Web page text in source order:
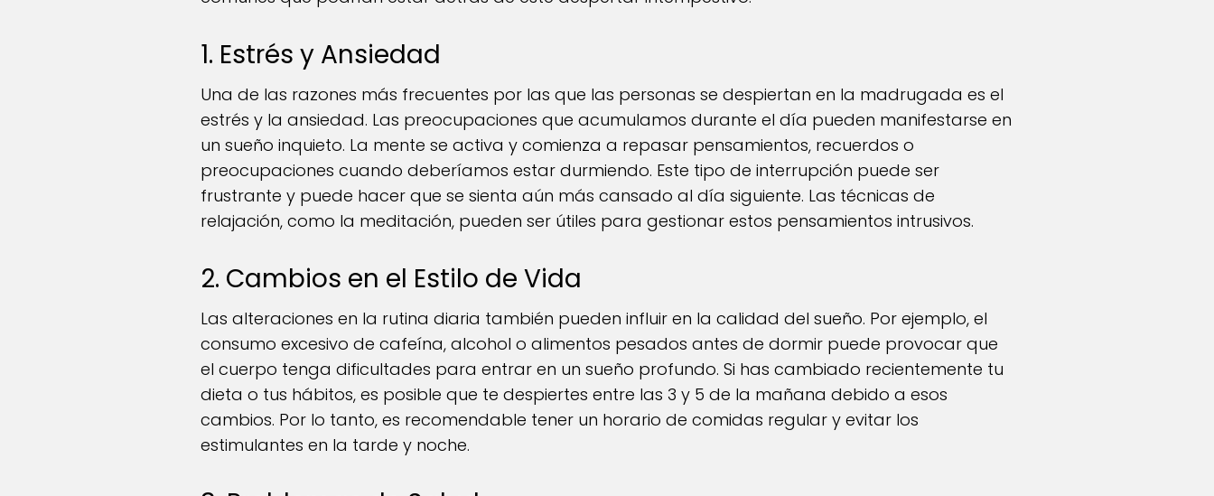
1. Estrés y Ansiedad
Una de las razones más frecuentes por las que las personas se despiertan en la madrugada es el
estrés y la ansiedad. Las preocupaciones que acumulamos durante el día pueden manifestarse en
un sueño inquieto. La mente se activa y comienza a repasar pensamientos, recuerdos o
preocupaciones cuando deberíamos estar durmiendo. Este tipo de interrupción puede ser
frustrante y puede hacer que se sienta aún más cansado al día siguiente. Las técnicas de
relajación, como la meditación, pueden ser útiles para gestionar estos pensamientos intrusivos.
2. Cambios en el Estilo de Vida
Las alteraciones en la rutina diaria también pueden influir en la calidad del sueño. Por ejemplo, el
consumo excesivo de cafeína, alcohol o alimentos pesados antes de dormir puede provocar que
el cuerpo tenga dificultades para entrar en un sueño profundo. Si has cambiado recientemente tu
dieta o tus hábitos, es posible que te despiertes entre las 3 y 5 de la mañana debido a esos
cambios. Por lo tanto, es recomendable tener un horario de comidas regular y evitar los
estimulantes en la tarde y noche.